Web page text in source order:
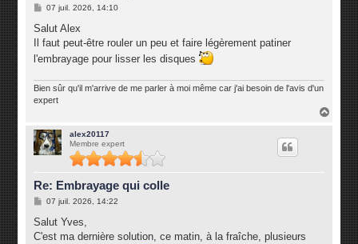
M
s
a
e
07 juil. 2026, 14:10
Salut Alex
Il faut peut-être rouler un peu et faire légèrement patiner
l'embrayage pour lisser les disques
Bien sûr qu'il m'arrive de me parler à moi même car j'ai besoin de l'avis d'un
expert
alex20117
Membre expert
Re: Embrayage qui colle
M
s
a
07 juil. 2026, 14:22
Salut Yves,
C'est ma dernière solution, ce matin, à la fraîche, plusieurs